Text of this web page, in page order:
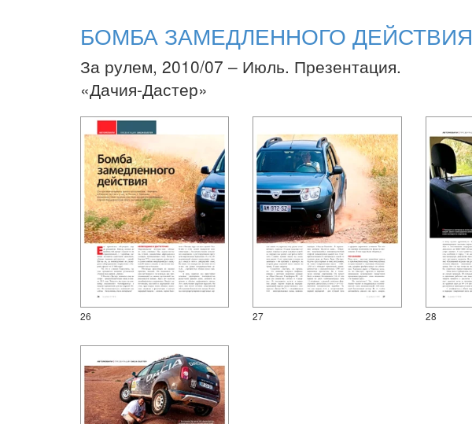
БОМБА ЗАМЕДЛЕННОГО ДЕЙСТВИЯ
За рулем, 2010/07 – Июль. Презентация.
«Дачия-Дастер»
26 27 28